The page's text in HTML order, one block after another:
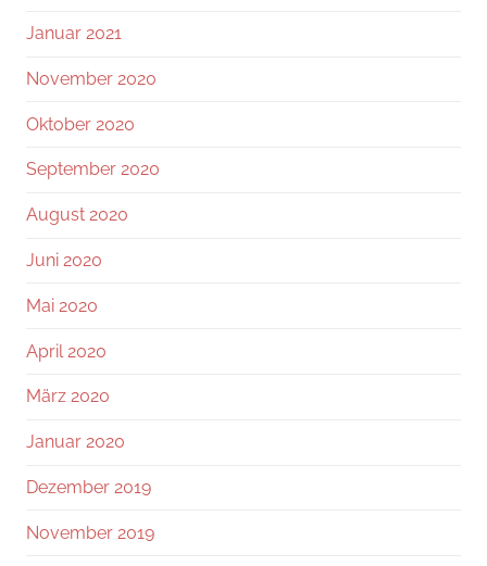
Januar 2021
November 2020
Oktober 2020
September 2020
August 2020
Juni 2020
Mai 2020
April 2020
März 2020
Januar 2020
Dezember 2019
November 2019